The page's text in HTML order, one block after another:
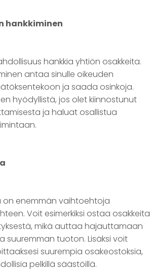
hankkiminen
hankkia yhtiön osakkeita.
antaa sinulle oikeuden
ja saada osinkoja.
hyödyllistä, jos olet kiinnostunut
ja haluat osallistua
on enemmän vaihtoehtoja
Voit esimerkiksi ostaa osakkeita
mikä auttaa hajauttamaan
suuremman tuoton. Lisäksi voit
suurempia osakeostoksia,
pelkillä säästöillä.